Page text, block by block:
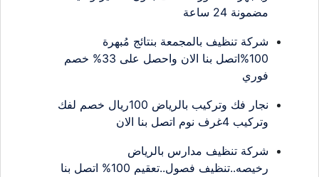
مضمونة 24 ساعة
شركة تنظيف بالمجمعة بنتائج مُبهرة
100%اتصل بنا الان واحصل على 33% خصم
فوري
نجار فك وتركيب بالرياض 100ريال خصم لفك
وتركيب 4غرف نوم اتصل بنا الان
شركة تنظيف مدارس بالرياض
رخيصه..تنظيف فصول..تعقيم 100% اتصل بنا